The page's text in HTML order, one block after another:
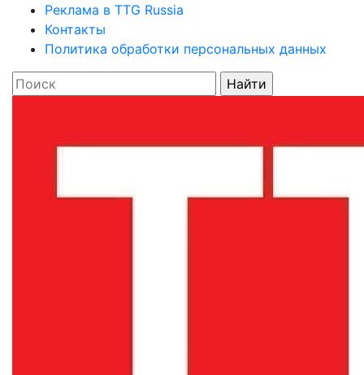
Реклама в TTG Russia
Контакты
Политика обработки персональных данных